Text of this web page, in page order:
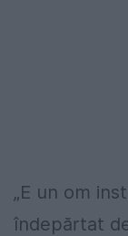
„E un om
îndepărtat